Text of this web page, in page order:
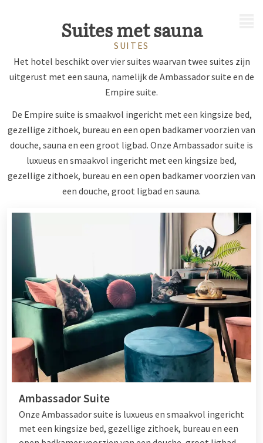
Suites met sauna
SUITES
Het hotel beschikt over vier suites waarvan twee suites zijn
uitgerust met een sauna, namelijk de Ambassador suite en de
Empire suite.
De Empire suite is smaakvol ingericht met een kingsize bed,
gezellige zithoek, bureau en een open badkamer voorzien van
douche, sauna en een groot ligbad. Onze Ambassador suite is
luxueus en smaakvol ingericht met een kingsize bed,
gezellige zithoek, bureau en een open badkamer voorzien van
een douche, groot ligbad en sauna.
Ambassador Suite
Onze Ambassador suite is luxueus en smaakvol ingericht
met een kingsize bed, gezellige zithoek, bureau en een